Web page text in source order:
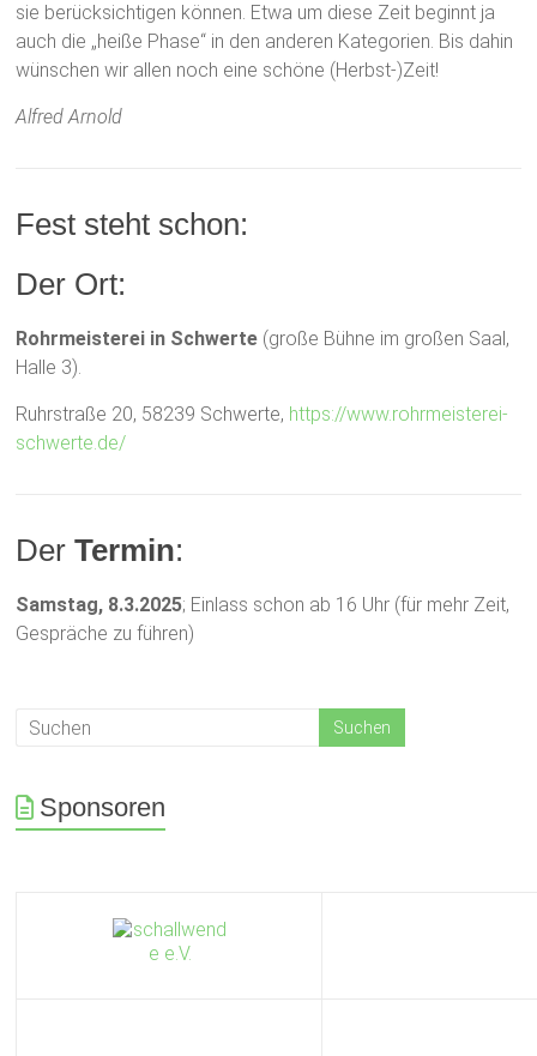
sie berücksichtigen können. Etwa um diese Zeit beginnt ja
auch die „heiße Phase“ in den anderen Kategorien. Bis dahin
wünschen wir allen noch eine schöne (Herbst-)Zeit!
Alfred Arnold
Fest steht schon:
Der Ort:
Rohrmeisterei in Schwerte (große Bühne im großen Saal,
Halle 3).
Ruhrstraße 20, 58239 Schwerte, https://www.rohrmeisterei-
schwerte.de/
DerTermin:
Samstag, 8.3.2025; Einlass schon ab 16 Uhr (für mehr Zeit,
Gespräche zu führen)
Sponsoren